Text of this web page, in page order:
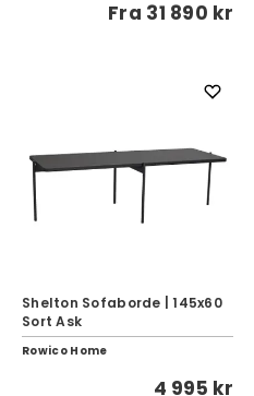
Fra 31 890 kr
Shelton Sofaborde | 145x60
Sort Ask
Rowico Home
4 995 kr